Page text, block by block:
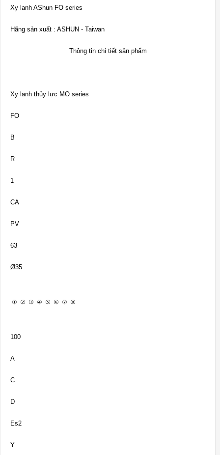
Xy lanh AShun FO series
Hãng sản xuất : ASHUN - Taiwan
Thông tin chi tiết sản phẩm
Xy lanh thủy lực MO series
FO
B
R
1
CA
PV
63
Ø35
① ② ③ ④ ⑤ ⑥ ⑦ ⑧
100
A
C
D
Es2
Y